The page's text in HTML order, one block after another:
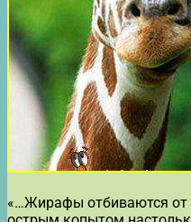
«…Жирафы отбиваются от